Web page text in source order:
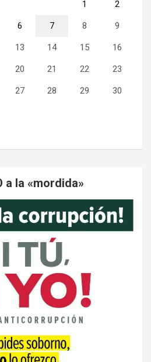
1 2
6 7 8 9
13 14 15 16
20 21 22 23
27 28 29 30
a la «mordida»